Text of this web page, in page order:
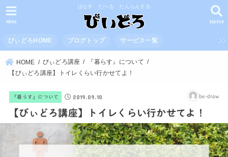
はなす たべる だんらんする
SEARCH
MENU
びぃどろHOME ブログトップ サービス一覧
HOME びぃどろ講座
『暮らす』について
【びぃどろ講座】トイレくらい行かせてよ！
『暮らす』について 2019.09.10 be-draw
【びぃどろ講座】トイレくらい行かせてよ！